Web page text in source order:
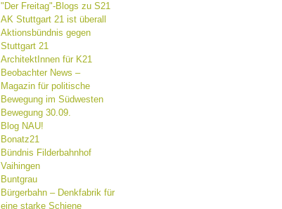
"Der Freitag"-Blogs zu S21
AK Stuttgart 21 ist überall
Aktionsbündnis gegen
Stuttgart 21
ArchitektInnen für K21
Beobachter News –
Magazin für politische
Bewegung im Südwesten
Bewegung 30.09.
Blog NAU!
Bonatz21
Bündnis Filderbahnhof
Vaihingen
Buntgrau
Bürgerbahn – Denkfabrik für
eine starke Schiene